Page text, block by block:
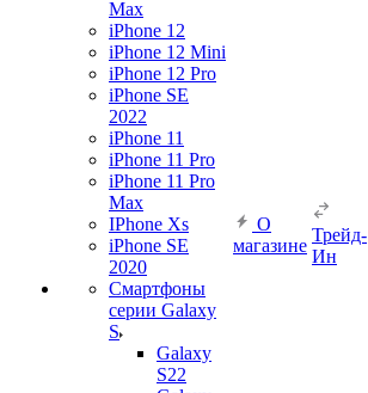
Max
iPhone 12
iPhone 12 Mini
iPhone 12 Pro
iPhone SE
2022
iPhone 11
iPhone 11 Pro
iPhone 11 Pro
Max
IPhone Xs
iPhone SE
2020
Смартфоны
серии Galaxy
S
Galaxy
S22
О
магазине
Трейд-
Ин